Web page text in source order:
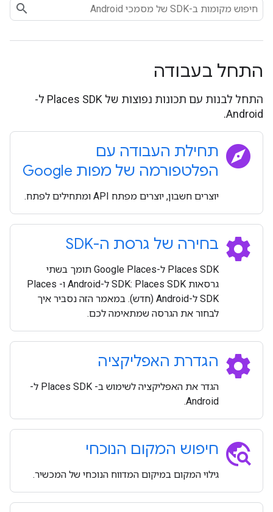
התחל בעבודה
התחל לבנות עם תכונות נפוצות של Places SDK ל-
Android.
explore תחילת העבודה עם
הפלטפורמה של מפות Google
יוצרים חשבון, יוצרים מפתח API ומתחילים לפתח.
settings בחירה של גרסת ה-SDK
Places SDK ל-Google Places תומך בשתי
גרסאות SDK: Places SDK ל-Android ו- Places
SDK ל-Android (חדש). במאמר הזה נסביר איך
לבחור את הגרסה שמתאימה לכם.
settings הגדרת האפליקציה
הגדר את האפליקציה לשימוש ב- Places SDK ל-
Android.
travel_explore חיפוש המקום הנוכחי
גילוי המקום במיקום המדווח הנוכחי של המכשיר.